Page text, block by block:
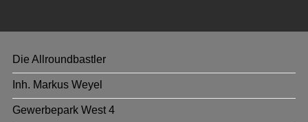
Die Allroundbastler
Inh. Markus Weyel
Gewerbepark West 4